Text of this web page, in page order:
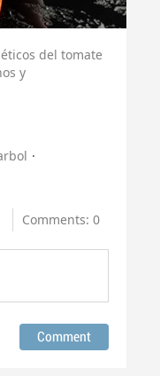
del tomate
y
Comments: 0